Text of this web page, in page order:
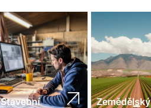
Stavební Zemědělský